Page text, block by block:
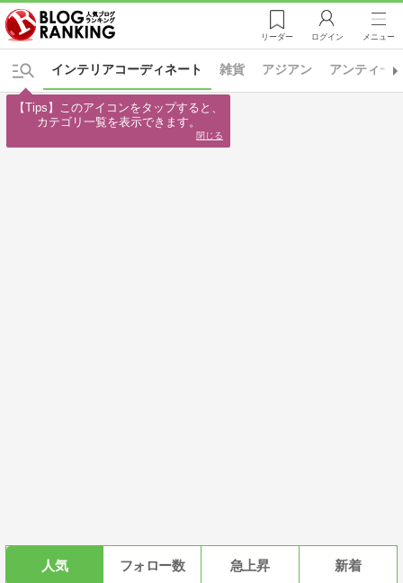
リーダー ログイン メニュー
雑貨 アジアン アンティー
インテリアコーディネート
人気 フォロー数 急上昇 新着
【Tips】このアイコンをタップすると、
カテゴリ一覧を表示できます。
閉じる